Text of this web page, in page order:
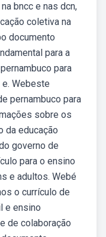
bncc e nas dcn,
coletiva na
documento
para a
para
Webeste
pernambuco para
sobre os
da educação
governo de
para o ensino
e adultos. Webé
o currículo de
e ensino
de colaboração